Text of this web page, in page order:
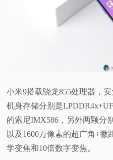
小米9搭载骁龙855处理器，
机身存储分别是
的索尼IMX586，另外两颗分
以及1600万像素的超广角+
学变焦和10倍数字变焦。